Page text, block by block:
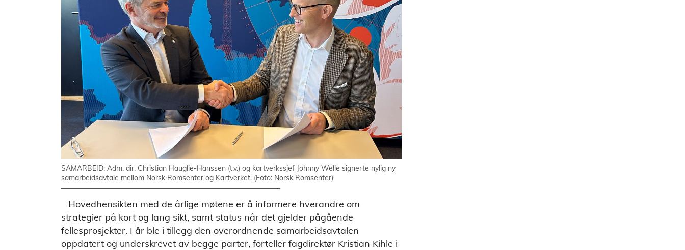
SAMARBEID: Adm. dir. Christian Hauglie-Hanssen (t.v.) og kartverkssjef Johnny Welle signerte nylig ny
samarbeidsavtale mellom Norsk Romsenter og Kartverket. (Foto: Norsk Romsenter)
– Hovedhensikten med de årlige møtene er å informere hverandre om
strategier på kort og lang sikt, samt status når det gjelder pågående
fellesprosjekter. I år ble i tillegg den overordnende samarbeidsavtalen
oppdatert og underskrevet av begge parter, forteller fagdirektør Kristian Kihle i